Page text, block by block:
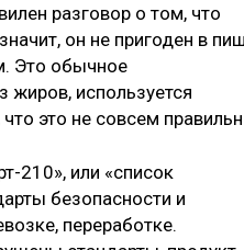
разговор о том, что
он не пригоден в
Это обычное
жиров, используется
это не совсем
210», или «список
безопасности и
переработке.